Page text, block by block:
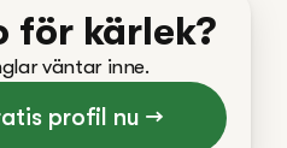
för kärlek?
väntar inne.
profil nu →